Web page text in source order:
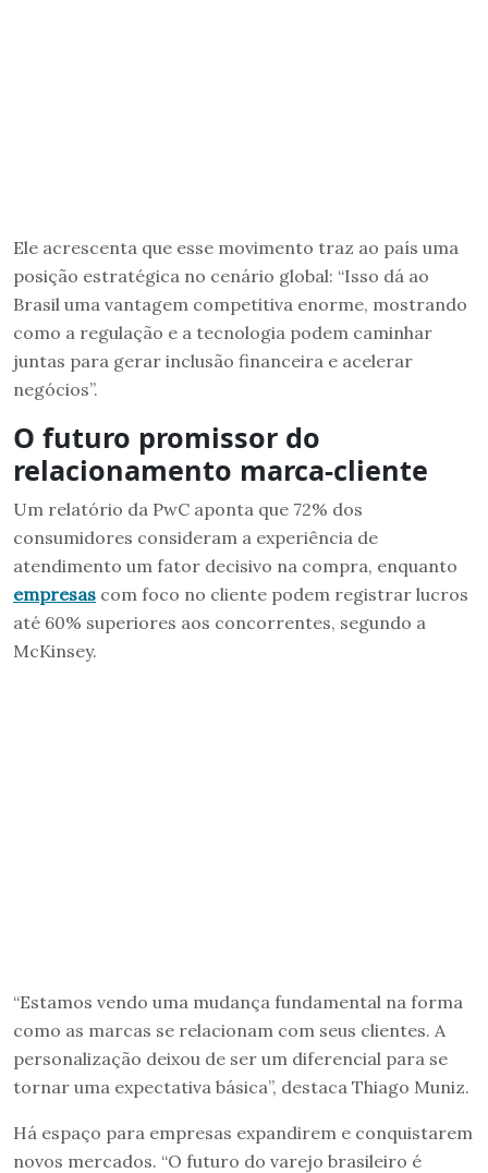
Ele acrescenta que esse movimento traz ao país uma
posição estratégica no cenário global: “Isso dá ao
Brasil uma vantagem competitiva enorme, mostrando
como a regulação e a tecnologia podem caminhar
juntas para gerar inclusão financeira e acelerar
negócios”.
O futuro promissor do
relacionamento marca-cliente
Um relatório da PwC aponta que 72% dos
consumidores consideram a experiência de
atendimento um fator decisivo na compra, enquanto
empresas com foco no cliente podem registrar lucros
até 60% superiores aos concorrentes, segundo a
McKinsey.
“Estamos vendo uma mudança fundamental na forma
como as marcas se relacionam com seus clientes. A
personalização deixou de ser um diferencial para se
tornar uma expectativa básica”, destaca Thiago Muniz.
Há espaço para empresas expandirem e conquistarem
novos mercados. “O futuro do varejo brasileiro é